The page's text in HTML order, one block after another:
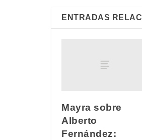
ENTRADAS
Mayra sobre
Alberto
Fernández: